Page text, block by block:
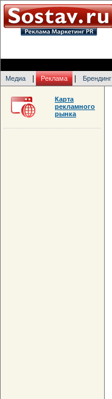
Медиа Реклама Брендинг
Карта
рекламного
рынка